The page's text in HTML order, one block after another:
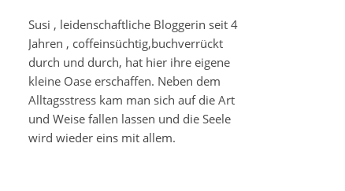
Susi , leidenschaftliche Bloggerin seit 4
Jahren , coffeinsüchtig,buchverrückt
durch und durch, hat hier ihre eigene
kleine Oase erschaffen. Neben dem
Alltagsstress kam man sich auf die Art
und Weise fallen lassen und die Seele
wird wieder eins mit allem.